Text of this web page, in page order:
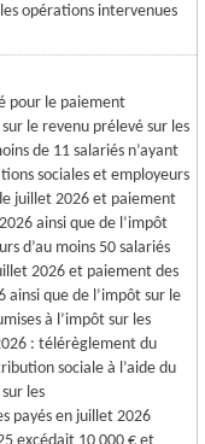
opérations intervenues
pour le paiement
le revenu prélevé sur les
de 11 salariés n’ayant
sociales et employeurs
juillet 2026 et paiement
ainsi que de l’impôt
d’au moins 50 salariés
2026 et paiement des
ainsi que de l’impôt sur le
à l’impôt sur les
: télérèglement du
sociale à l’aide du
les
payés en juillet 2026
excédait 10 000 € et